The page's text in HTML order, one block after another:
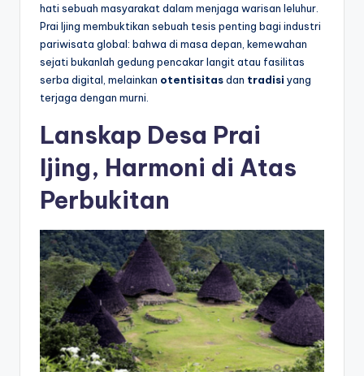
hati sebuah masyarakat dalam menjaga warisan leluhur.
Prai Ijing membuktikan sebuah tesis penting bagi industri
pariwisata global: bahwa di masa depan, kemewahan
sejati bukanlah gedung pencakar langit atau fasilitas
serba digital, melainkan otentisitasdan tradisi yang
terjaga dengan murni.
Lanskap Desa Prai
Ijing, Harmoni di Atas
Perbukitan